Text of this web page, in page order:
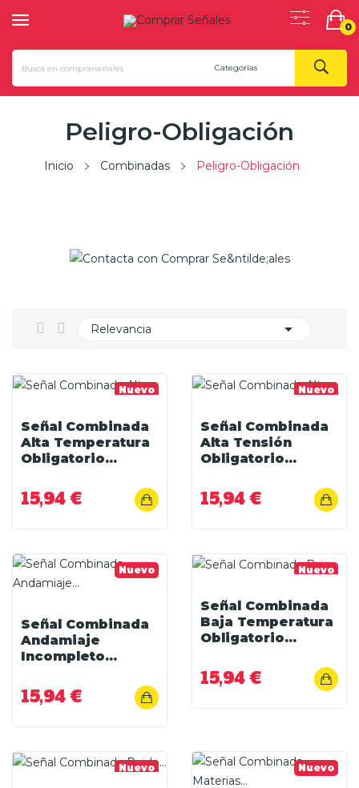
0
Peligro-Obligación
Inicio Combinadas Peligro-Obligación
Relevancia 
Nuevo
Señal Combinada
Alta Temperatura
Obligatorio...
15,94 €
Nuevo
Señal Combinada
Alta Tensión
Obligatorio...
15,94 €
Nuevo
Señal Combinada
Andamiaje
Incompleto...
15,94 €
Nuevo
Señal Combinada
Baja Temperatura
Obligatorio...
15,94 €
Nuevo Nuevo